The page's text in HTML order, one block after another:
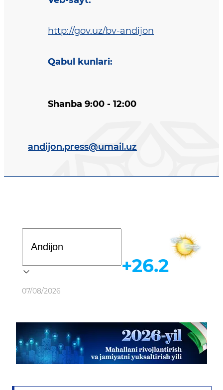
http://gov.uz/bv-andijon
Qabul kunlari:
Shanba 9:00 - 12:00
andijon.press@umail.uz
Ob-havo
07/08/2026
+26.2